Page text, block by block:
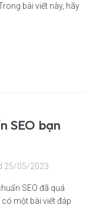
bài viết này, hãy
SEO bạn
25/05/2023
SEO đã quá
một bài viết đáp